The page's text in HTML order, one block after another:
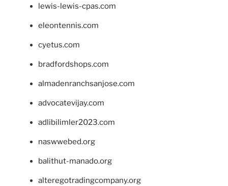
lewis-lewis-cpas.com
eleontennis.com
cyetus.com
bradfordshops.com
almadenranchsanjose.com
advocatevijay.com
adlibilimler2023.com
naswwebed.org
balithut-manado.org
alteregotradingcompany.org